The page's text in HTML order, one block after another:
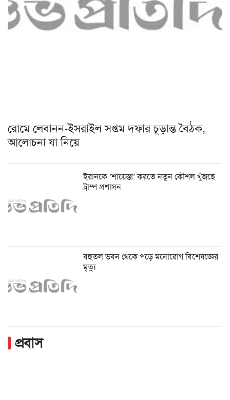
রোমে লেবানন-ইসরাইল সপ্তম দফার চূড়ান্ত বৈঠক,
আলোচনা যা নিয়ে
ইরানকে ‘শায়েস্তা’ করতে নতুন কৌশল খুঁজছে
ট্রাম্প প্রশাসন
বহুতল ভবন থেকে পড়ে মনোরোগ বিশেষজ্ঞের
মৃত্যু
প্রবাস